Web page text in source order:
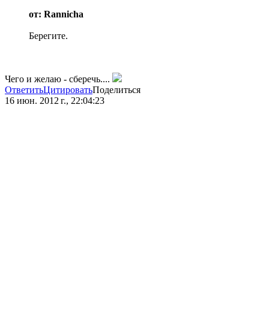
от: Rannicha
Берегите.
Чего и желаю - сберечь....
ОтветитьЦитироватьПоделиться
16 июн. 2012 г., 22:04:23